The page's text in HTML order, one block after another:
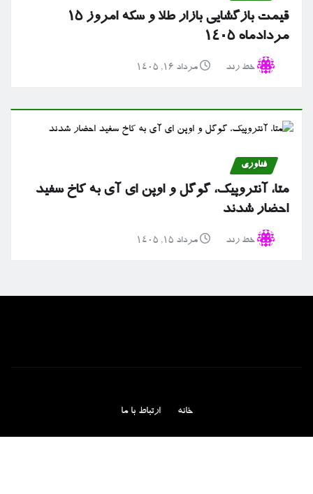
قیمت بازگشایی بازار طلا و سکه امروز ۱۵
مردادماه ۱۴۰۵
خط رند مرداد ۱۶, ۱۴۰۵
فناوری
متا، آنتروپیک، گوگل و اوپن ای آی به کاخ سفید
احضار شدند
خط رند مرداد ۱۵, ۱۴۰۵
خانه ارتباط با ما